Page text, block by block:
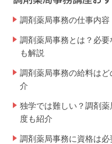
調剤薬局事務の仕事内
調剤薬局事務とは？必
も解説
調剤薬局事務の給料は
介
独学では難しい？調剤
度も紹介
調剤薬局事務に資格は必